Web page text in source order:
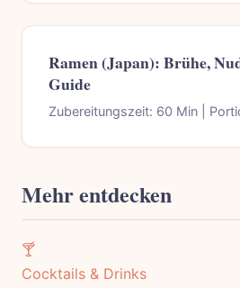
Ramen (Japan): Brühe,
Guide
Zubereitungszeit: 60 Min |
Mehr entdecken
🍸
Cocktails & Drinks